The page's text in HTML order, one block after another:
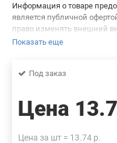
Информация о товаре
является публичной
право изменять внешний
товара, предварительно не
фотографиях товара.
Показать еще
Под заказ
Цена
Цена за шт = 13.74 р.